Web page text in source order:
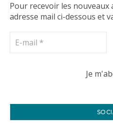
Pour recevoir les nouveaux
adresse mail ci-dessous et